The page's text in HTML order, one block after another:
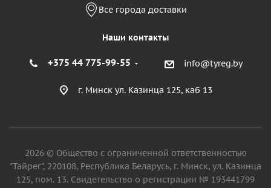
Все города доставки
Наши контакты
+375 44 775-99-55 info@tyreg.by
г. Минск ул. Казинца 125, каб 13
2026 © Общество с ограниченной ответственностью
"Тайрег", 220108, Республика Беларусь, г. Минск, ул. Казинца
125, пом. 13. Свидетельство о регистрации № 193441799